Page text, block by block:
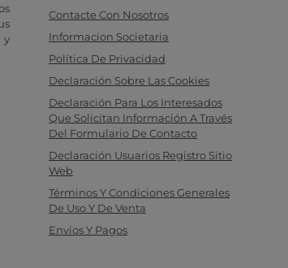
y
Contacte Con Nosotros
Informacion Societaria
Política De Privacidad
Declaración Sobre Las Cookies
Declaración Para Los Interesados
Que Solicitan Información A Través
Del Formulario De Contacto
Declaración Usuarios Registro Sitio
Web
Términos Y Condiciones Generales
De Uso Y De Venta
Envíos Y Pagos